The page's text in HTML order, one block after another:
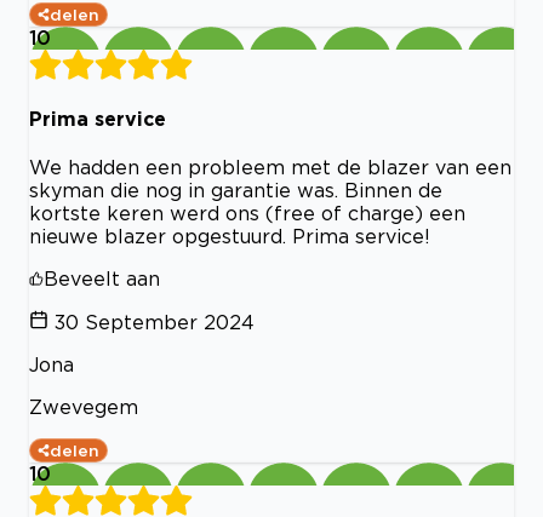
delen
10
Prima service
We hadden een probleem met de blazer van een
skyman die nog in garantie was. Binnen de
kortste keren werd ons (free of charge) een
nieuwe blazer opgestuurd. Prima service!
Beveelt aan
30 September 2024
Jona
Zwevegem
delen
10